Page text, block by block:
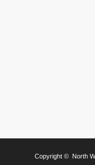
Copyright © North